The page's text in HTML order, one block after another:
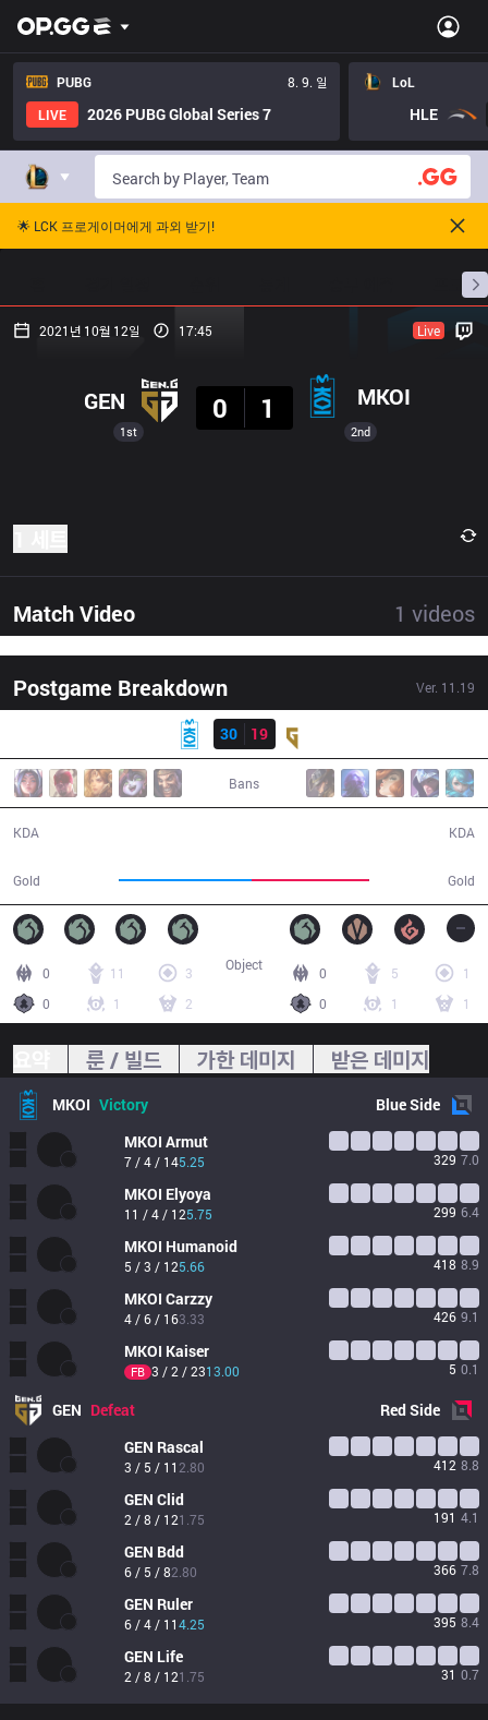
PUBG
8. 9. 일
LIVE
2026 PUBG Global Series 7
LoL
HLE
🌟 LCK 프로게이머에게 과외 받기!
프로빌
2021년 10월 12일 17:45 Live
1st
GEN
0
1 MKOI
2nd
Match Video 1 videos
Postgame Breakdown Ver. 11.19
30
19
Bans
KDA
Gold Gold
KDA
0 11
3
0
1 2
0 5
1
0
1 1
Object
룬 / 빌드 가한 데미지 받은 데미지
MKOI Victory BlueSide
MKOI Armut
7 / 4 / 145.25 329 7.0
MKOI Elyoya
11 / 4 / 125.75 299 6.4
MKOI Humanoid
5 / 3 / 125.66 418 8.9
MKOI Carzzy
4 / 6 / 163.33 426 9.1
MKOI Kaiser
FB 3 / 2 / 2313.00 5 0.1
GEN Defeat RedSide
GEN Rascal
3 / 5 / 11 2.80 412 8.8
GEN Clid
2 / 8 / 121.75 191 4.1
GEN Bdd
6 / 5 / 82.80 366 7.8
GEN Ruler
6 / 4 / 114.25 395 8.4
GEN Life
2 / 8 / 121.75 31 0.7